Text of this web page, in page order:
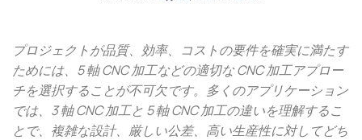
プロジェクトが品質、効率、コストの要件を確実に満たす
ためには、5 軸 CNC 加工などの適切な CNC 加工アプロー
チを選択することが不可欠です。多くのアプリケーション
では、3 軸 CNC 加工と 5 軸 CNC 加工の違いを理解するこ
とで、複雑な設計、厳しい公差、高い生産性に対してどち